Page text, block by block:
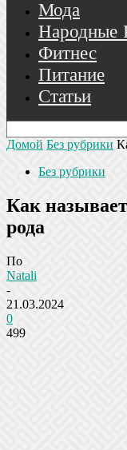
Мода
Народные
Фитнес
Питание
Статьи
Домой Без рубрики
Без рубрики
Как
рода
По
Natali
-
21.03.2024
0
499